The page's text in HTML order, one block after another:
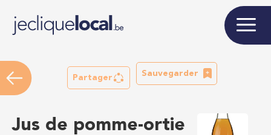
Partager
Sauvegarder
Jus de pomme-ortie